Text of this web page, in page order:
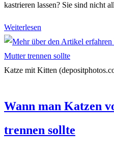
kastrieren lassen? Sie sind nicht
Weiterlesen
sollen
Katzen
kastriert
Katze mit Kitten
Wann man Katzen
trennen sollte